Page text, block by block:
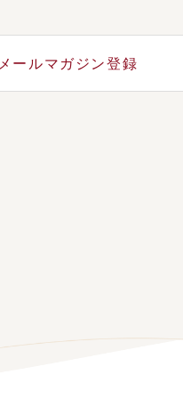
メールマガジン登録